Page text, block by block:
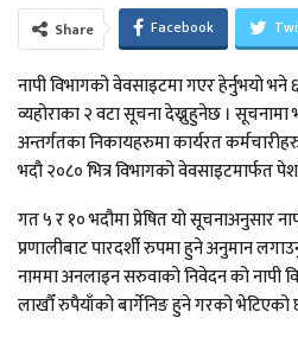
Share Facebook
नापी विभागको वेवसाइटमा गएर हेर्नुभयो
व्यहोराका २ वटा सूचना देख्नुहुनेछ ।
अन्तर्गतका निकायहरुमा कार्यरत
भदौ २०८० भित्र विभागको वेवसाइटमार्फत
गत ५ र १० भदौमा प्रेषित यो सूचनाअनुसार
प्रणालीबाट पारदर्शी रुपमा हुने अनुमान
नाममा अनलाइन सरुवाको निवेदन को नापी
लाखौँ रुपैयाँको बार्गेनिङ हुने गरको भेटिएको